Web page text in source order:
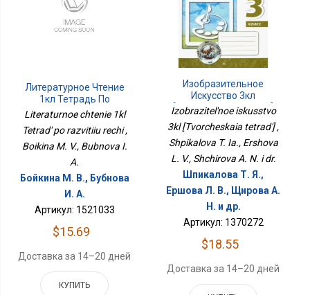
Литературное Чтение
1кл Тетрадь По
Развитию Речи
Literaturnoe chtenie 1kl
Tetrad' po razvitiiu rechi ,
Boikina M. V., Bubnova I.
A.
Бойкина М. В., Бубнова
И. А.
Артикул: 1521033
$15.69
Доставка за 14–20 дней
КУПИТЬ
Изобразительное
Искусство 3кл
[Творческая Тетрадь]
Izobrazitel'noe iskusstvo
3kl [Tvorcheskaia tetrad'] ,
Shpikalova T. Ia., Ershova
L. V., Shchirova A. N. i dr.
Шпикалова Т. Я.,
Ершова Л. В., Щирова А.
Н. и др.
Артикул: 1370272
$18.55
Доставка за 14–20 дней